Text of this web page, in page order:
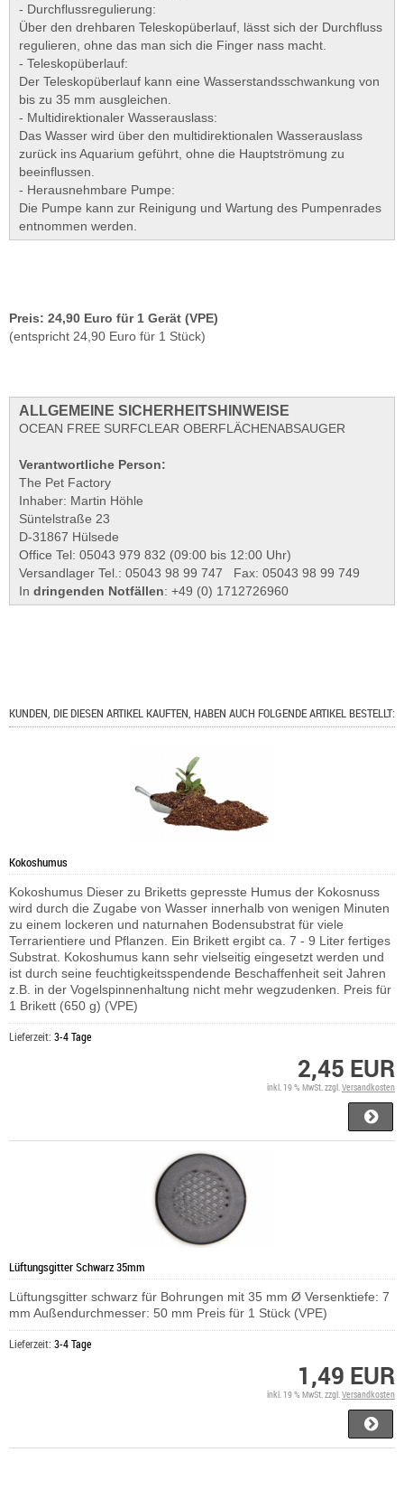
- Durchflussregulierung:
Über den drehbaren Teleskopüberlauf, lässt sich der Durchfluss
regulieren, ohne das man sich die Finger nass macht.
- Teleskopüberlauf:
Der Teleskopüberlauf kann eine Wasserstandsschwankung von
bis zu 35 mm ausgleichen.
- Multidirektionaler Wasserauslass:
Das Wasser wird über den multidirektionalen Wasserauslass
zurück ins Aquarium geführt, ohne die Hauptströmung zu
beeinflussen.
- Herausnehmbare Pumpe:
Die Pumpe kann zur Reinigung und Wartung des Pumpenrades
entnommen werden.
Preis: 24,90 Euro für 1 Gerät (VPE)
(entspricht 24,90 Euro für 1 Stück)
ALLGEMEINE SICHERHEITSHINWEISE
OCEAN FREE SURFCLEAR OBERFLÄCHENABSAUGER
Verantwortliche Person:
The Pet Factory
Inhaber: Martin Höhle
Süntelstraße 23
D-31867 Hülsede
Office Tel: 05043 979 832 (09:00 bis 12:00 Uhr)
Versandlager Tel.: 05043 98 99 747 Fax: 05043 98 99 749
In dringenden Notfällen: +49 (0) 1712726960
KUNDEN, DIE DIESEN ARTIKEL KAUFTEN, HABEN AUCH FOLGENDE ARTIKEL BESTELLT:
Kokoshumus
Kokoshumus Dieser zu Briketts gepresste Humus der Kokosnuss
wird durch die Zugabe von Wasser innerhalb von wenigen Minuten
zu einem lockeren und naturnahen Bodensubstrat für viele
Terrarientiere und Pflanzen. Ein Brikett ergibt ca. 7 - 9 Liter fertiges
Substrat. Kokoshumus kann sehr vielseitig eingesetzt werden und
ist durch seine feuchtigkeitsspendende Beschaffenheit seit Jahren
z.B. in der Vogelspinnenhaltung nicht mehr wegzudenken. Preis für
1 Brikett (650 g) (VPE)
Lieferzeit: 3-4 Tage
2,45 EUR
inkl. 19 % MwSt. zzgl. Versandkosten
Lüftungsgitter Schwarz 35mm
Lüftungsgitter schwarz für Bohrungen mit 35 mm Ø Versenktiefe: 7
mm Außendurchmesser: 50 mm Preis für 1 Stück (VPE)
Lieferzeit: 3-4 Tage
1,49 EUR
inkl. 19 % MwSt. zzgl. Versandkosten